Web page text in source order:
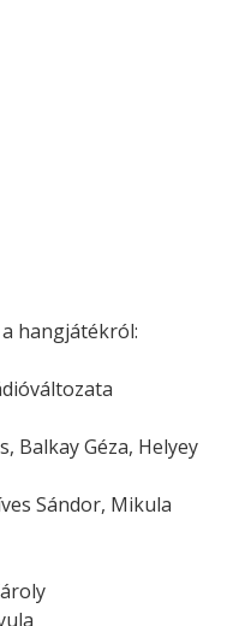
hangjátékról:
Balkay Géza, Helyey
Sándor, Mikula